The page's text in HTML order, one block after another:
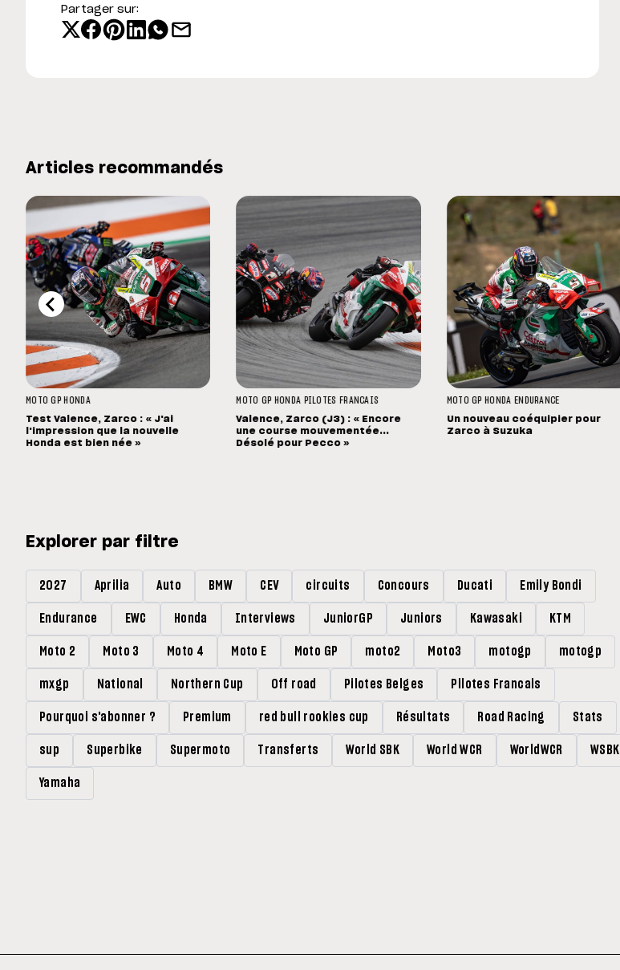
Partager sur:
Articles recommandés
MOTO GP HONDA
Test Valence, Zarco : « J'ai
l'impression que la nouvelle
Honda est bien née »
MOTO GP HONDA PILOTES FRANCAIS
Valence, Zarco (J3) : « Encore
une course mouvementée...
Désolé pour Pecco »
MOTO GP HONDA ENDURANCE
Un nouveau coéquipier pour
Zarco à Suzuka
Explorer par filtre
2027 Aprilia Auto BMW CEV circuits Concours Ducati Emily Bondi
Endurance EWC Honda Interviews JuniorGP Juniors Kawasaki KTM
Moto 2 Moto 3 Moto 4 Moto E Moto GP moto2 Moto3 motogp motogp
mxgp National Northern Cup Off road Pilotes Belges Pilotes Francais
Pourquoi s'abonner ? Premium red bull rookies cup Résultats Road Racing Stats
sup Superbike Supermoto Transferts World SBK World WCR WorldWCR WSBK
Yamaha